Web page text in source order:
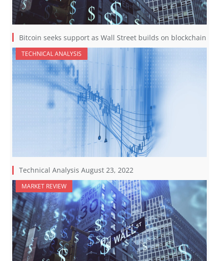
Bitcoin seeks support as Wall Street builds on blockchain
TECHNICAL ANALYSIS
Technical Analysis August 23, 2022
MARKET REVIEW